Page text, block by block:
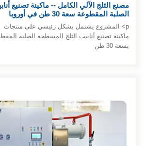
مصنع الثلج الآلي الكامل -- ماكينة تصنيع
الصلبة المقطوعة سعة 30 طن في أوروبا
p> المشروع يشتمل بشكل رئيسي على منتجات
ماكينة تصنيع أنابيب الثلج المسطحة الصلبة
بسعة 30 طن